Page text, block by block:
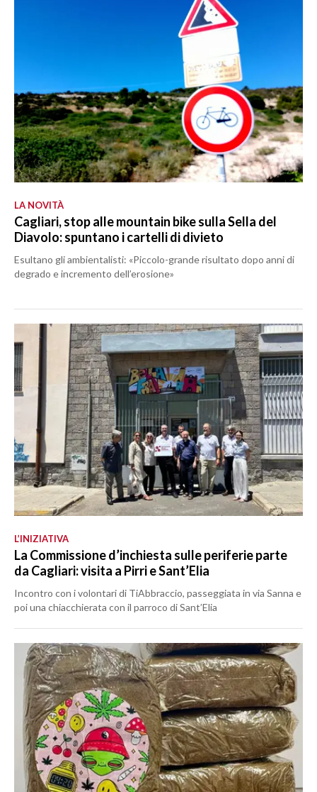
LA NOVITÀ
Cagliari, stop alle mountain bike sulla Sella del
Diavolo: spuntano i cartelli di divieto
Esultano gli ambientalisti: «Piccolo-grande risultato dopo anni di
degrado e incremento dell’erosione»
L’INIZIATIVA
La Commissione d’inchiesta sulle periferie parte
da Cagliari: visita a Pirri e Sant’Elia
Incontro con i volontari di TiAbbraccio, passeggiata in via Sanna e
poi una chiacchierata con il parroco di Sant’Elia